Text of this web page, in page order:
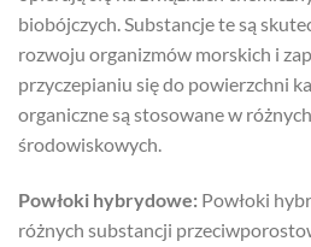
biobójczych. Substancje te są
rozwoju organizmów morskich i
przyczepianiu się do powierzchni
organiczne są stosowane w
środowiskowych.
Powłoki hybrydowe: Powłoki
różnych substancji